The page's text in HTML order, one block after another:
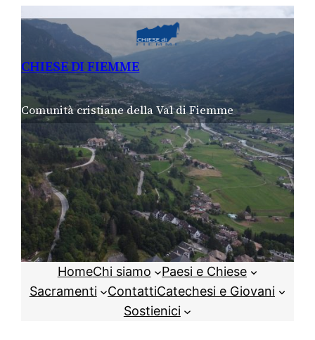
CHIESE DI FIEMME
Comunità cristiane della Val di Fiemme
HomeChi siamo
Paesi e Chiese
Sacramenti
ContattiCatechesi e Giovani
Sostienici